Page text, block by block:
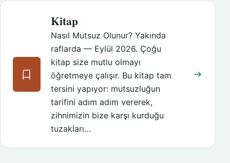
Kitap
Nasıl Mutsuz Olunur? Yakında
raflarda — Eylül 2026. Çoğu
kitap size mutlu olmayı
öğretmeye çalışır. Bu kitap tam
tersini yapıyor: mutsuzluğun
tarifini adım adım vererek,
zihnimizin bize karşı kurduğu
tuzakları…